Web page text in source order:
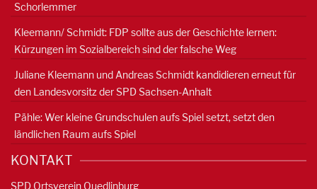
Schorlemmer
Kleemann/ Schmidt: FDP sollte aus der Geschichte lernen:
Kürzungen im Sozialbereich sind der falsche Weg
Juliane Kleemann und Andreas Schmidt kandidieren erneut für
den Landesvorsitz der SPD Sachsen-Anhalt
Pähle: Wer kleine Grundschulen aufs Spiel setzt, setzt den
ländlichen Raum aufs Spiel
KONTAKT
SPD Ortsverein Quedlinburg